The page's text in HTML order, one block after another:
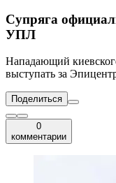
Супряга
УПЛ
Нападающий
выступать за
Поделиться
0
комментарии